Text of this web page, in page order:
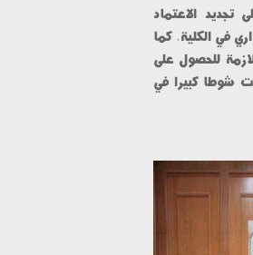
وفي سياق متصل أكد عميد الكلية على أهمية الحصول على تجديد الاعتماد
المؤسسي؛ لضمان جودة التعليم وتحسين الأداء الأكاديمي والإداري في الكلية. كما
تم التأكيد على ضرورة الالتزام بجميع المعايير والمتطلبات اللازمة للحصول على
الاعتماد من قبل الجهات المختصة، مؤكدا على أن الكلية قطعت شوطا كبيرا في